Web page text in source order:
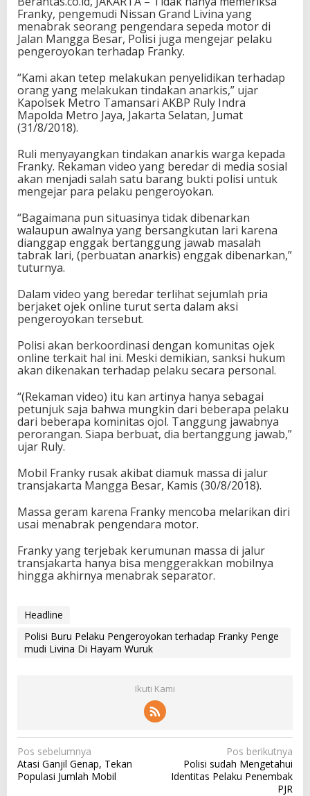
Franky, pengemudi Nissan Grand Livina yang
menabrak seorang pengendara sepeda motor di
Jalan Mangga Besar, Polisi juga mengejar pelaku
pengeroyokan terhadap Franky.
“Kami akan tetep melakukan penyelidikan terhadap
orang yang melakukan tindakan anarkis,” ujar
Kapolsek Metro Tamansari AKBP Ruly Indra
Mapolda Metro Jaya, Jakarta Selatan, Jumat
(31/8/2018).
Ruli menyayangkan tindakan anarkis warga kepada
Franky. Rekaman video yang beredar di media sosial
akan menjadi salah satu barang bukti polisi untuk
mengejar para pelaku pengeroyokan.
“Bagaimana pun situasinya tidak dibenarkan
walaupun awalnya yang bersangkutan lari karena
dianggap enggak bertanggung jawab masalah
tabrak lari, (perbuatan anarkis) enggak dibenarkan,”
tuturnya.
Dalam video yang beredar terlihat sejumlah pria
berjaket ojek online turut serta dalam aksi
pengeroyokan tersebut.
Polisi akan berkoordinasi dengan komunitas ojek
online terkait hal ini. Meski demikian, sanksi hukum
akan dikenakan terhadap pelaku secara personal.
“(Rekaman video) itu kan artinya hanya sebagai
petunjuk saja bahwa mungkin dari beberapa pelaku
dari beberapa kominitas ojol. Tanggung jawabnya
perorangan. Siapa berbuat, dia bertanggung jawab,”
ujar Ruly.
Mobil Franky rusak akibat diamuk massa di jalur
transjakarta Mangga Besar, Kamis (30/8/2018).
Massa geram karena Franky mencoba melarikan diri
usai menabrak pengendara motor.
Franky yang terjebak kerumunan massa di jalur
transjakarta hanya bisa menggerakkan mobilnya
hingga akhirnya menabrak separator.
Headline
Polisi Buru Pelaku Pengeroyokan terhadap Franky Penge
mudi Livina Di Hayam Wuruk
Ikuti Kami
N
a
Pos sebelumnya
Atasi Ganjil Genap, Tekan
Populasi Jumlah Mobil
Pos berikutnya
Polisi sudah Mengetahui
Identitas Pelaku Penembak
PJR